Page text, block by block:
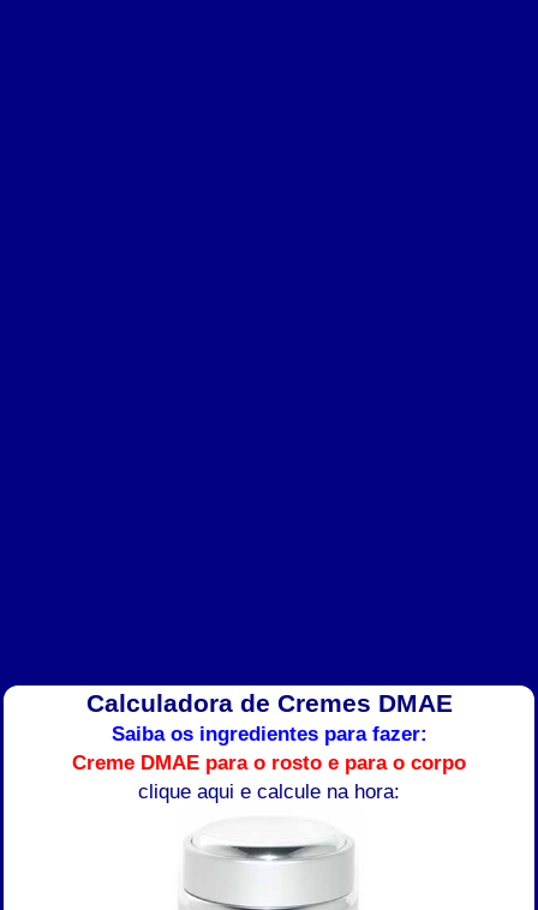
Calculadora de Cremes DMAE
Saiba os ingredientes para fazer:
Creme DMAE para o rosto e para o corpo
clique aqui e calcule na hora: